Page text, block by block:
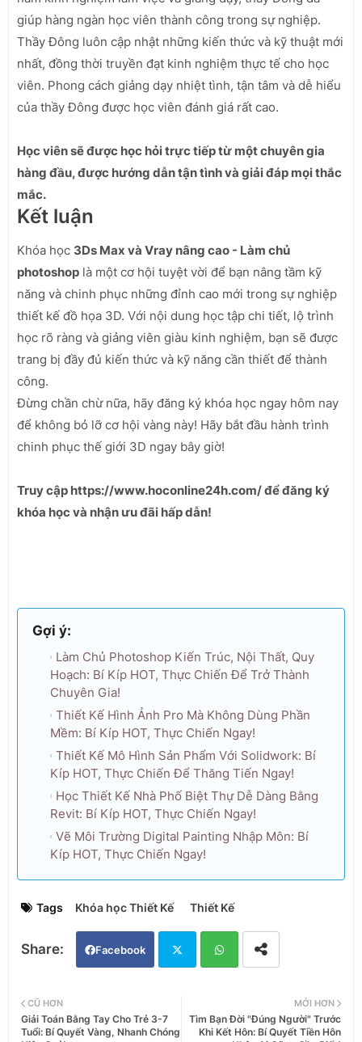
giúp hàng ngàn học viên thành công trong sự nghiệp.
Thầy Đông luôn cập nhật những kiến thức và kỹ thuật mới
nhất, đồng thời truyền đạt kinh nghiệm thực tế cho học
viên. Phong cách giảng dạy nhiệt tình, tận tâm và dễ hiểu
của thầy Đông được học viên đánh giá rất cao.
Học viên sẽ được học hỏi trực tiếp từ một chuyên gia
hàng đầu, được hướng dẫn tận tình và giải đáp mọi thắc
mắc.
Kết luận
Khóa học 3Ds Max và Vray nâng cao - Làm chủ
photoshop là một cơ hội tuyệt vời để bạn nâng tầm kỹ
năng và chinh phục những đỉnh cao mới trong sự nghiệp
thiết kế đồ họa 3D. Với nội dung học tập chi tiết, lộ trình
học rõ ràng và giảng viên giàu kinh nghiệm, bạn sẽ được
trang bị đầy đủ kiến thức và kỹ năng cần thiết để thành
công.
Đừng chần chừ nữa, hãy đăng ký khóa học ngay hôm nay
để không bỏ lỡ cơ hội vàng này! Hãy bắt đầu hành trình
chinh phục thế giới 3D ngay bây giờ!
Truy cập https://www.hoconline24h.com/ để đăng ký
khóa học và nhận ưu đãi hấp dẫn!
Gợi ý:
Làm Chủ Photoshop Kiến Trúc, Nội Thất, Quy
Hoạch: Bí Kíp HOT, Thực Chiến Để Trở Thành
Chuyên Gia!
Thiết Kế Hình Ảnh Pro Mà Không Dùng Phần
Mềm: Bí Kíp HOT, Thực Chiến Ngay!
Thiết Kế Mô Hình Sản Phẩm Với Solidwork: Bí
Kíp HOT, Thực Chiến Để Thăng Tiến Ngay!
Học Thiết Kế Nhà Phố Biệt Thự Dễ Dàng Bằng
Revit: Bí Kíp HOT, Thực Chiến Ngay!
Vẽ Môi Trường Digital Painting Nhập Môn: Bí
Kíp HOT, Thực Chiến Ngay!
Tags Khóa học Thiết Kế Thiết Kế
Facebook
ats
MỚI HƠN
Tìm Bạn Đời "Đúng Người" Trước
Khi Kết Hôn: Bí Quyết Tiền Hôn
CŨ HƠN
Giải Toán Bằng Tay Cho Trẻ 3-7
Tuổi: Bí Quyết Vàng, Nhanh Chóng